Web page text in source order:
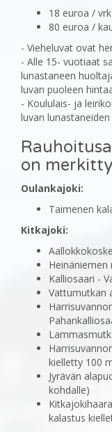
18 euroa / vrk
80 euroa /
- Vieheluvat ovat
- Alle 15- vuotiaat
lunastaneen
luvan puoleen
- Koululais- ja
luvan
on
Oulankajoki:
Taimenen
Kitkajoki:
Heinäniemen
Kalliosaari -
Vattumutkan
kielletty 100
Jyrävän
kohdalle)
kalastus